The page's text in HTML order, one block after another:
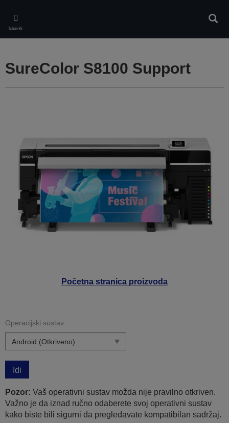
main
content
Izbornik
Početna stranica proizvoda
SureColor S8100 Support
Operacijski sustav:
Idi
Pozor: Vaš operativni sustav možda nije pravilno otkriven.
Važno je da iznad ručno odaberete svoj operativni sustav
kako biste bili sigurni da pregledavate kompatibilan sadržaj.